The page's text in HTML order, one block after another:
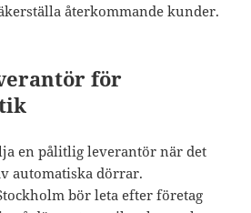
återkommande kunder.
för
en pålitlig leverantör när det
automatiska dörrar.
bör leta efter företag